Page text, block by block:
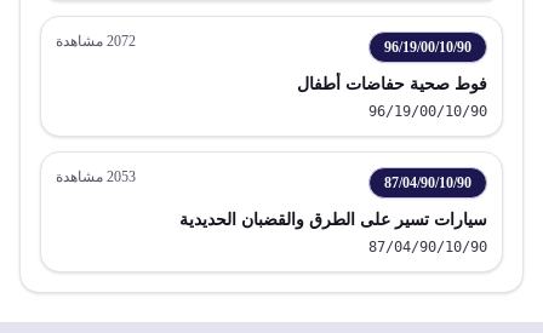
96/19/00/10/90
2072 مشاهدة
فوط صحية حفاضات أطفال
96/19/00/10/90
87/04/90/10/90
2053 مشاهدة
سيارات تسير على الطرق والقضبان الحديدية
87/04/90/10/90